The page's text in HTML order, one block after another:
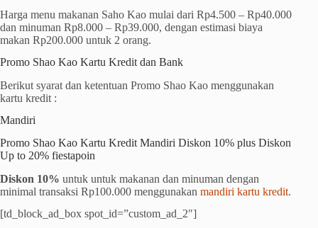
Harga menu makanan Saho Kao mulai dari Rp4.500 – Rp40.000
dan minuman Rp8.000 – Rp39.000, dengan estimasi biaya
makan Rp200.000 untuk 2 orang.
Promo Shao Kao Kartu Kredit dan Bank
Berikut syarat dan ketentuan Promo Shao Kao menggunakan
kartu kredit :
Mandiri
Promo Shao Kao Kartu Kredit Mandiri Diskon 10% plus Diskon
Up to 20% fiestapoin
Diskon 10% untuk untuk makanan dan minuman dengan
minimal transaksi Rp100.000 menggunakan mandiri kartu kredit.
[td_block_ad_box spot_id=”custom_ad_2″]